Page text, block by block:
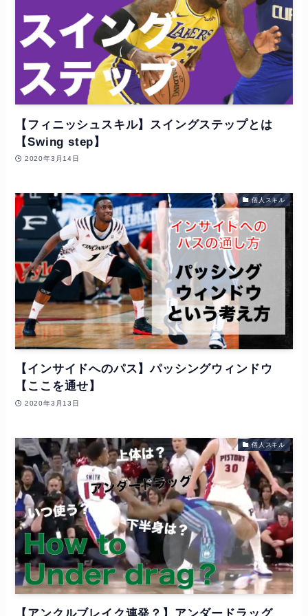
【フィニッシュスキル】スイングステップとは
【Swing step】
2020年3月14日
個人スキル
【インサイドへのパス】パッシングウィンドウ
【ここを通せ】
2020年3月13日
個人スキル